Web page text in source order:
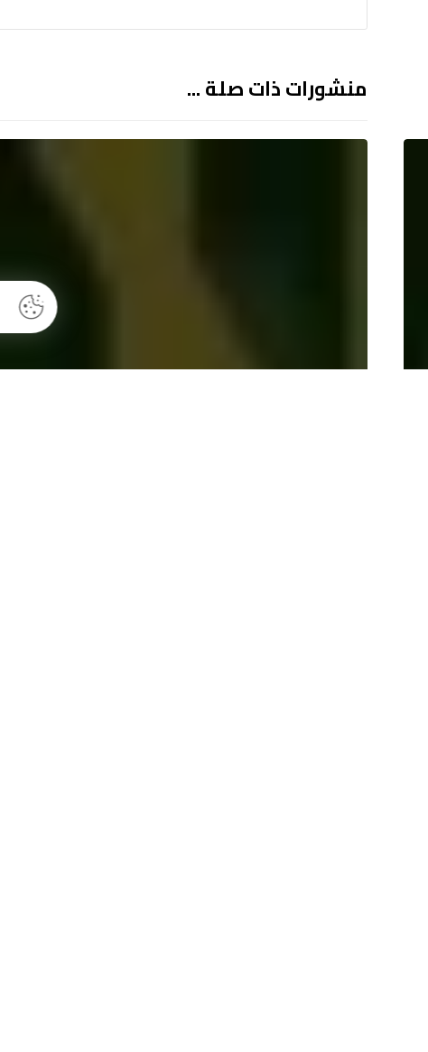
منشورات ذات صلة ...